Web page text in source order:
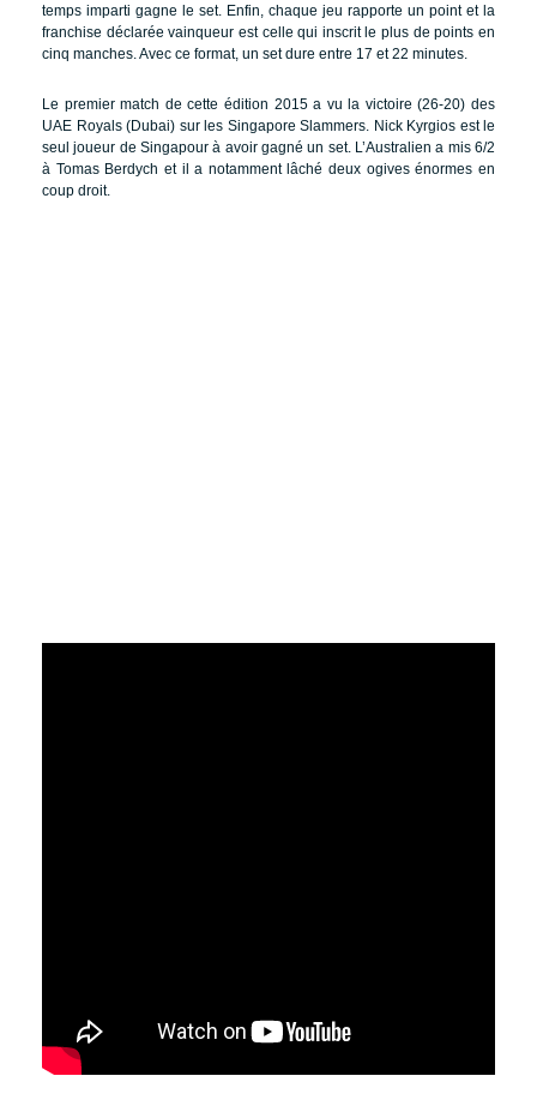
temps imparti gagne le set. Enfin, chaque jeu rapporte un point et la
franchise déclarée vainqueur est celle qui inscrit le plus de points en
cinq manches. Avec ce format, un set dure entre 17 et 22 minutes.
Le premier match de cette édition 2015 a vu la victoire (26-20) des
UAE Royals (Dubai) sur les Singapore Slammers. Nick Kyrgios est le
seul joueur de Singapour à avoir gagné un set. L’Australien a mis 6/2
à Tomas Berdych et il a notamment lâché deux ogives énormes en
coup droit.